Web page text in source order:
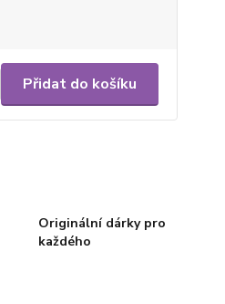
Přidat do košíku
Originální dárky pro
každého